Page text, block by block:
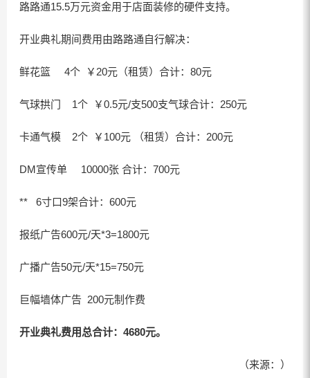
路路通15.5万元资金用于店面装修的硬件支持。
开业典礼期间费用由路路通自行解决：
鲜花篮 4个 ￥20元（租赁）合计：80元
气球拱门 1个 ￥0.5元/支500支气球合计：250元
卡通气模 2个 ￥100元 （租赁）合计：200元
DM宣传单 10000张 合计：700元
** 6寸口9架合计：600元
报纸广告600元/天*3=1800元
广播广告50元/天*15=750元
巨幅墙体广告 200元制作费
开业典礼费用总合计： 4680元。
（来源：）